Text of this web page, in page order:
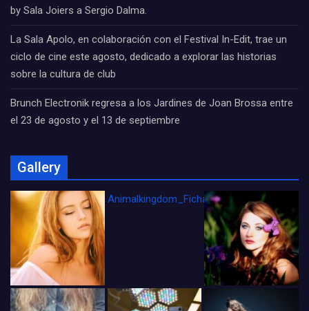
by Sala Joiers a Sergio Dalma.
La Sala Apolo, en colaboración con el Festival In-Edit, trae un
ciclo de cine este agosto, dedicado a explorar las historias
sobre la cultura de club
Brunch Electronik regresa a los Jardines de Joan Brossa entre
el 23 de agosto y el 13 de septiembre
Gallery
Animalkingdom_FichaCine